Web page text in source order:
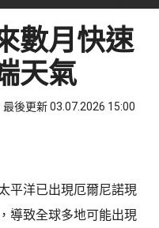
數月快速
天氣
最後更新 03.07.2026 15:00
平洋已出現厄爾尼諾現
導致全球多地可能出現